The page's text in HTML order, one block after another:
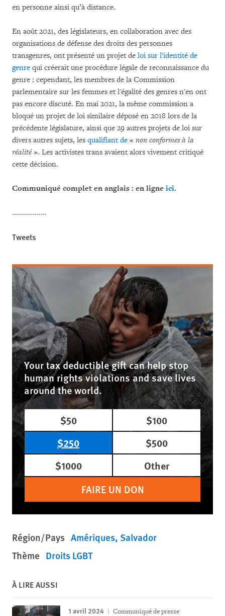
en personne ainsi qu’à distance.
En août 2021, des législateurs, en collaboration avec des
organisations de défense des droits des personnes
transgenres, ont présenté un projet de loi sur l'identité de
genre qui créerait une procédure légale de reconnaissance du
genre ; cependant, les membres de la Commission
parlementaire sur les femmes et l'égalité des genres n'en ont
pas encore discuté. En mai 2021, la même commission a
bloqué un projet de loi similaire déposé en 2018 lors de la
précédente législature, ainsi que 29 autres projets de loi sur
divers autres sujets, les qualifiant de « non conformes à la
réalité». Les activistes trans avaient alors vivement critiqué
cette décision.
Communiqué complet en anglais : en ligne ici.
.................
Tweets
Your tax deductible gift can help stop
human rights violations and save lives
around the world.
$50
$100
$250
$500
$1000
Other
FAIRE UN DON
Région/Pays Amériques Salvador
Thème Droits LGBT
À LIRE AUSSI
1 avril 2024 Communiqué de presse